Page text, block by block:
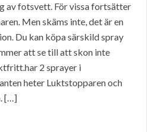
av fotsvett. För vissa fortsätter
Men skäms inte, det är en
Du kan köpa särskild spray
att se till att skon inte
2 sprayer i
heter Luktstopparen och
[…]